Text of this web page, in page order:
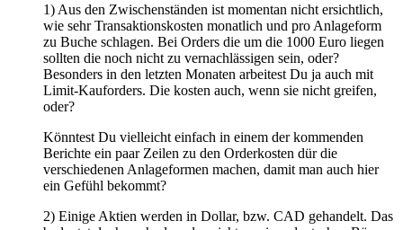
1) Aus den Zwischenständen ist momentan nicht ersichtlich,
wie sehr Transaktionskosten monatlich und pro Anlageform
zu Buche schlagen. Bei Orders die um die 1000 Euro liegen
sollten die noch nicht zu vernachlässigen sein, oder?
Besonders in den letzten Monaten arbeitest Du ja auch mit
Limit-Kauforders. Die kosten auch, wenn sie nicht greifen,
oder?
Könntest Du vielleicht einfach in einem der kommenden
Berichte ein paar Zeilen zu den Orderkosten dür die
verschiedenen Anlageformen machen, damit man auch hier
ein Gefühl bekommt?
2) Einige Aktien werden in Dollar, bzw. CAD gehandelt. Das